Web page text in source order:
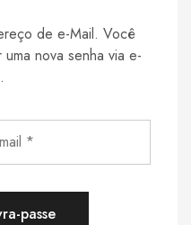
de e-Mail. Você
nova senha via e-
passe